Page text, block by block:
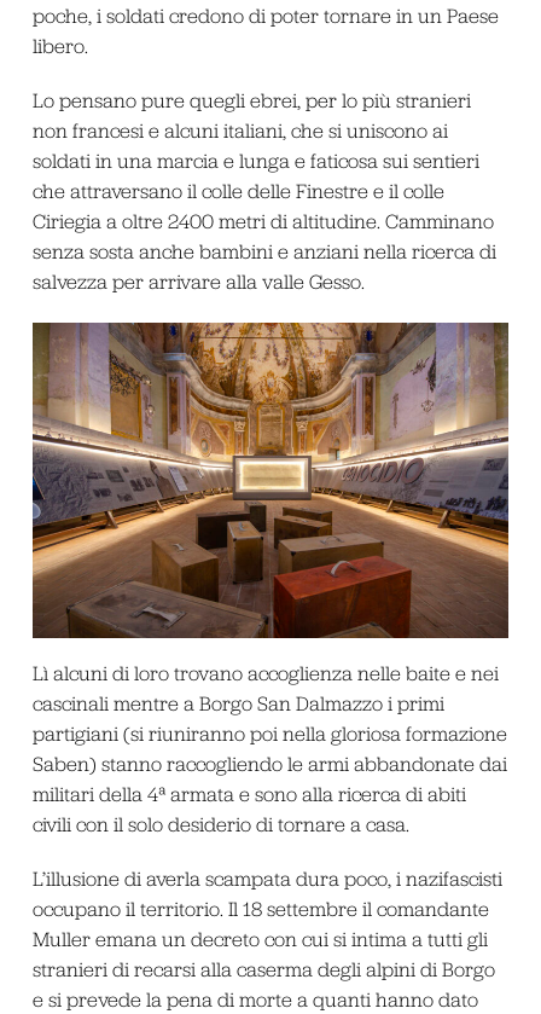
poche, i soldati credono di poter tornare in un Paese
libero.
Lo pensano pure quegli ebrei, per lo più stranieri
non francesi e alcuni italiani, che si uniscono ai
soldati in una marcia e lunga e faticosa sui sentieri
che attraversano il colle delle Finestre e il colle
Ciriegia a oltre 2400 metri di altitudine. Camminano
senza sosta anche bambini e anziani nella ricerca di
salvezza per arrivare alla valle Gesso.
Lì alcuni di loro trovano accoglienza nelle baite e nei
cascinali mentre a Borgo San Dalmazzo i primi
partigiani (si riuniranno poi nella gloriosa formazione
Saben) stanno raccogliendo le armi abbandonate dai
militari della 4ª armata e sono alla ricerca di abiti
civili con il solo desiderio di tornare a casa.
L’illusione di averla scampata dura poco, i nazifascisti
occupano il territorio. Il 18 settembre il comandante
Muller emana un decreto con cui si intima a tutti gli
stranieri di recarsi alla caserma degli alpini di Borgo
e si prevede la pena di morte a quanti hanno dato